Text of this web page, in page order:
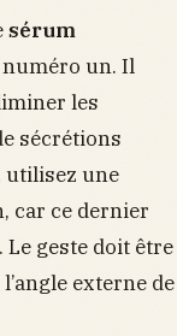
sérum
numéro un. Il
les
sécrétions
utilisez une
car ce dernier
geste doit être
externe de